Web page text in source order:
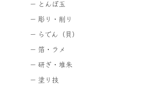
とんぼ玉
彫り・削り
らでん（貝）
箔・ラメ
研ぎ・堆朱
塗り技